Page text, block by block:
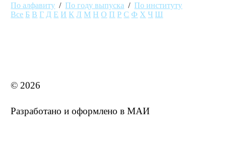
По алфавиту /По году выпуска /По институту
Все Б В Г Д Е И К Л М Н О П Р С Ф Х Ч Ш
© 2026
Разработано и оформлено в МАИ